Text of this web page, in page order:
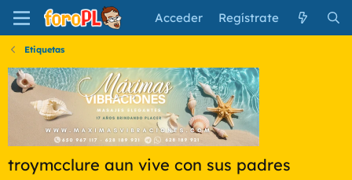
Acceder Regístrate
Etiquetas
troymcclure aun vive con sus padres